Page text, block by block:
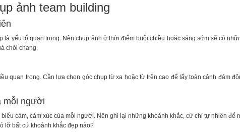
ảnh team building
là yếu tố quan trọng. Nên chụp ảnh ở thời điểm buổi chiều hoặc sáng sớm sẽ có
chói chang.
quan trọng. Cần lựa chọn góc chụp từ xa hoặc từ trên cao để lấy toàn cảnh đám
mỗi người
cảm, cảm xúc của mỗi người. Nên ghi lại những khoảnh khắc, cử chỉ tự nhiên để
lỡ bất cứ khoảnh khắc đẹp nào?